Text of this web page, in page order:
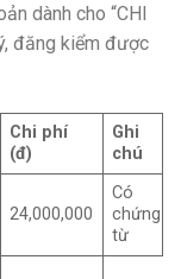
dành cho “CHI
đăng kiểm được
Chi phí
(đ)
Ghi
chú
24,000,000
Có
chứng
từ